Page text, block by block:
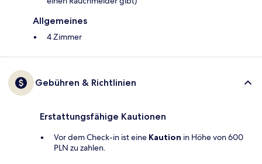
Allgemeines
4 Zimmer
Gebühren & Richtlinien
Erstattungsfähige Kautionen
Vor dem Check-in ist eine Kaution in Höhe von 600
PLN zu zahlen.